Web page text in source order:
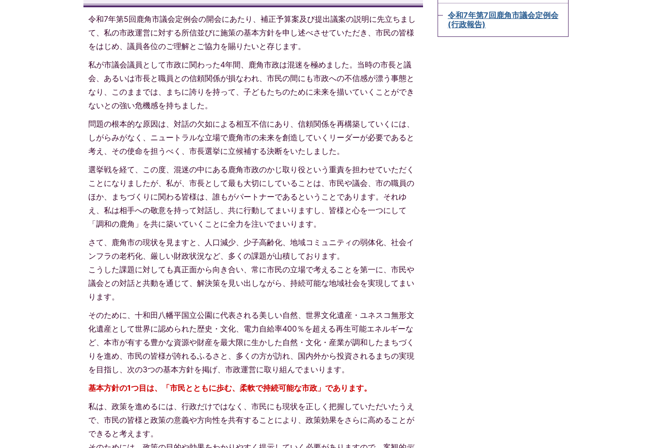
令和7年第5回鹿角市議会定例会の開会にあたり、補正予算案及び提出議案の説明に先立ちまし
て、私の市政運営に対する所信並びに施策の基本方針を申し述べさせていただき、市民の皆様
をはじめ、議員各位のご理解とご協力を賜りたいと存じます。
私が市議会議員として市政に関わった4年間、鹿角市政は混迷を極めました。当時の市長と議
会、あるいは市長と職員との信頼関係が損なわれ、市民の間にも市政への不信感が漂う事態と
なり、このままでは、まちに誇りを持って、子どもたちのために未来を描いていくことができ
ないとの強い危機感を持ちました。
問題の根本的な原因は、対話の欠如による相互不信にあり、信頼関係を再構築していくには、
しがらみがなく、ニュートラルな立場で鹿角市の未来を創造していくリーダーが必要であると
考え、その使命を担うべく、市長選挙に立候補する決断をいたしました。
選挙戦を経て、この度、混迷の中にある鹿角市政のかじ取り役という重責を担わせていただく
ことになりましたが、私が、市長として最も大切にしていることは、市民や議会、市の職員の
ほか、まちづくりに関わる皆様は、誰もがパートナーであるということであります。それゆ
え、私は相手への敬意を持って対話し、共に行動してまいりますし、皆様と心を一つにして
「調和の鹿角」を共に築いていくことに全力を注いでまいります。
さて、鹿角市の現状を見ますと、人口減少、少子高齢化、地域コミュニティの弱体化、社会イ
ンフラの老朽化、厳しい財政状況など、多くの課題が山積しております。
こうした課題に対しても真正面から向き合い、常に市民の立場で考えることを第一に、市民や
議会との対話と共動を通じて、解決策を見い出しながら、持続可能な地域社会を実現してまい
ります。
そのために、十和田八幡平国立公園に代表される美しい自然、世界文化遺産・ユネスコ無形文
化遺産として世界に認められた歴史・文化、電力自給率400％を超える再生可能エネルギーな
ど、本市が有する豊かな資源や財産を最大限に生かした自然・文化・産業が調和したまちづく
りを進め、市民の皆様が誇れるふるさと、多くの方が訪れ、国内外から投資されるまちの実現
を目指し、次の3つの基本方針を掲げ、市政運営に取り組んでまいります。
基本方針の1つ目は、「市民とともに歩む、柔軟で持続可能な市政」であります。
私は、政策を進めるには、行政だけではなく、市民にも現状を正しく把握していただいたうえ
で、市民の皆様と政策の意義や方向性を共有することにより、政策効果をさらに高めることが
できると考えます。
令和7年第7回鹿角市議会定例会
(行政報告)